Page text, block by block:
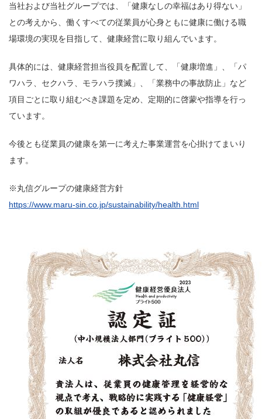
当社および当社グループでは、「健康なしの幸福はあり得ない」
との考えから、働くすべての従業員が心身ともに健康に働ける職
場環境の実現を目指して、健康経営に取り組んでいます。
具体的には、健康経営担当役員を配置して、「健康増進」、「パ
ワハラ、セクハラ、モラハラ撲滅」、「業務中の事故防止」など
項目ごとに取り組むべき課題を定め、定期的に啓蒙や指導を行っ
ています。
今後とも従業員の健康を第一に考えた事業運営を心掛けてまいり
ます。
※丸信グループの健康経営方針
https://www.maru-sin.co.jp/sustainability/health.html